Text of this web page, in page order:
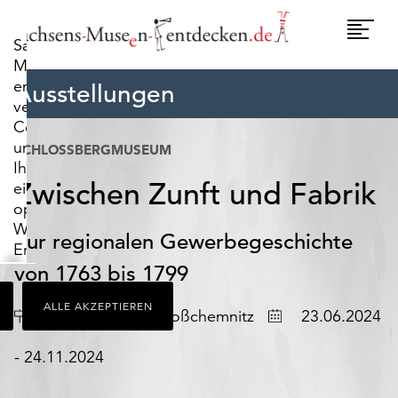
Sachsens-
Museen-
entdecken.de
verwendet
Cookies,
um
Ihnen
ein
optimales
Webseiten-
Erlebnis
zu
bieten.
Dazu
zählen
Cookies,
ALLE AKZEPTIEREN
Ausstellungen
SCHLOSSBERGMUSEUM
Zwischen Zunft und Fabrik
Zur regionalen Gewerbegeschichte
von 1763 bis 1799
Ort Chemnitz OT Schloßchemnitz Datum23.06.2024
- 24.11.2024